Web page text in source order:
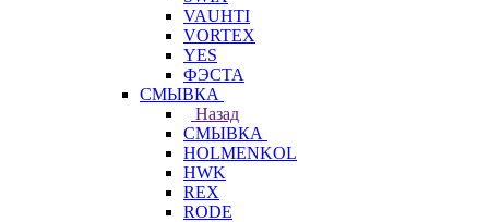
VAUHTI
VORTEX
YES
ФЭСТА
СМЫВКА
Назад
СМЫВКА
HOLMENKOL
HWK
REX
RODE